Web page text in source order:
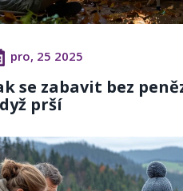
pro, 25 2025
se zabavit bez
prší